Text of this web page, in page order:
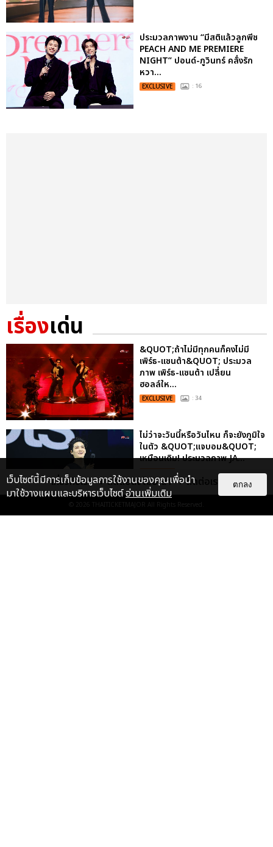
ประมวลภาพงาน “มีสติแล้วลูกพีช
PEACH AND ME PREMIERE
NIGHT” ปอนด์-ภูวินทร์ คลั่งรัก
หวา...
EXCLUSIVE : 16
เรื่องเด่น
&QUOT;ถ้าไม่มีทุกคนก็คงไม่มี
เพิร์ธ-แซนต้า&QUOT; ประมวล
ภาพ เพิร์ธ-แซนต้า เปลี่ยน
ฮอลล์ให...
EXCLUSIVE : 34
ไม่ว่าจะวันนี้หรือวันไหน ก็จะยังภูมิใจ
ในตัว &QUOT;แจบอม&QUOT;
เหมือนเดิม! ประมวลภาพ JA...
เกี่ยวกับเรา ติดต่อลงโฆษณา ติดต่อเรา
© 2026 THAITICKETMAJOR All Rights Reserved.
เว็บไซต์นี้มีการเก็บข้อมูลการใช้งานของคุณเพื่อนำ
มาใช้วางแผนและบริหารเว็บไซต์อ่านเพิ่มเติม
ตกลง